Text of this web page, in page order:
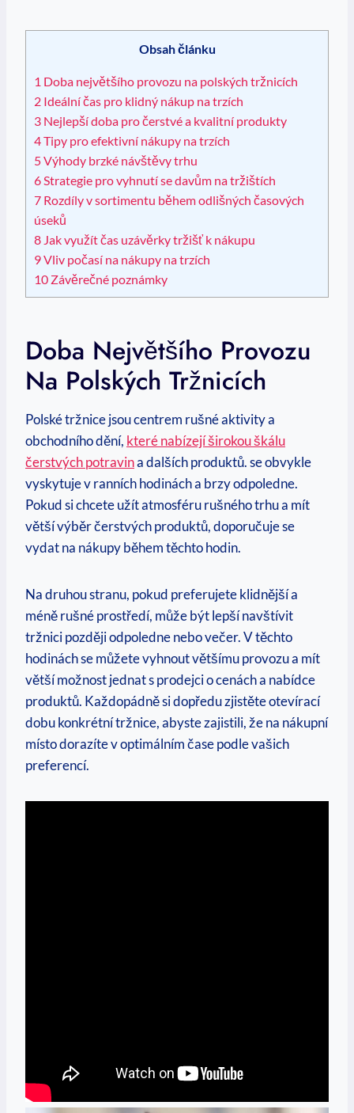
Obsah článku
1 Doba největšího provozu na polských tržnicích
2 Ideální čas pro klidný nákup na trzích
3 Nejlepší doba pro čerstvé a kvalitní produkty
4Tipy pro efektivní nákupy na trzích
5Výhody brzké návštěvy trhu
6Strategie pro vyhnutí se davům na tržištích
7 Rozdíly v sortimentu během odlišných časových
úseků
8 Jak využít čas uzávěrky tržišť k nákupu
9Vliv počasí na nákupy na trzích
10 Závěrečné poznámky
Doba Největšího Provozu
Na Polských Tržnicích
Polské tržnice jsou centrem rušné aktivity a
obchodního dění, které nabízejí širokou škálu
čerstvých potravina dalších produktů. se obvykle
vyskytuje v ranních hodinách a brzy odpoledne.
Pokud si chcete užít atmosféru rušného trhu a mít
větší výběr čerstvých produktů, doporučuje se
vydat na nákupy během těchto hodin.
Na druhou stranu, pokud preferujete klidnější a
méně rušné prostředí, může být lepší navštívit
tržnici později odpoledne nebo večer. V těchto
hodinách se můžete vyhnout většímu provozu a mít
větší možnost jednat s prodejci o cenách a nabídce
produktů. Každopádně si dopředu zjistěte otevírací
dobu konkrétní tržnice, abyste zajistili, že na nákupní
místo dorazíte v optimálním čase podle vašich
preferencí.